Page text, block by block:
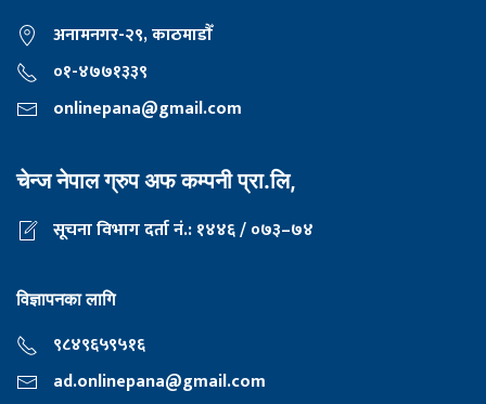
अनामनगर-२९, काठमाडाैँ
०१-४७७१३३९
onlinepana@gmail.com
चेन्ज नेपाल ग्रुप अफ कम्पनी प्रा.लि,
सूचना विभाग दर्ता नं.: १४४६ / ०७३–७४
विज्ञापनका लागि
९८४९६५९५१६
ad.onlinepana@gmail.com